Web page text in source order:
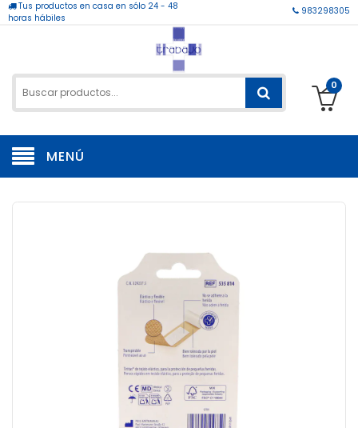
Tus productos en casa en sólo 24 - 48
horas hábiles
983298305
0
MENÚ